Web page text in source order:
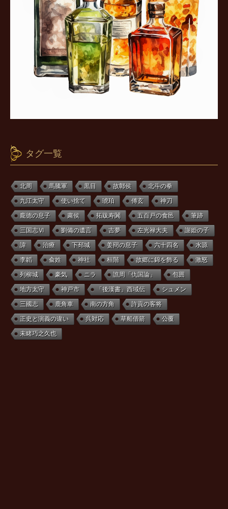
タグ一覧
北周 馬騰軍 黒目 故鄣侯 北斗の拳
九江太守 使い捨て 琥珀 傅玄 神刀
龐徳の息子 粛侯 拓跋寿闐 五百戸の食邑 筆跡
三国志Ⅵ 劉備の遺言 吉夢 左光禄大夫 謝姫の子
諱 治療 下邳城 姜冏の息子 六十四名 水源
李韜 兪姓 神社 桓階 故郷に錦を飾る 激怒
列柳城 豪気 ニラ 譙周「仇国論」 包囲
地方太守 神戸市 「後漢書」西域伝 シュメン
三國志 鹿角車 南の方角 許貢の客将
正史と演義の違い 呉対応 草船借箭 公覆
未睹巧之久也